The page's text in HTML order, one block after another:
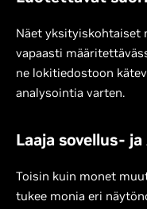
Näet yksityiskohtaiset
vapaasti
ne lokitiedostoon
analysointia varten.
Laaja sovellus-
Toisin kuin monet
tukee monia eri